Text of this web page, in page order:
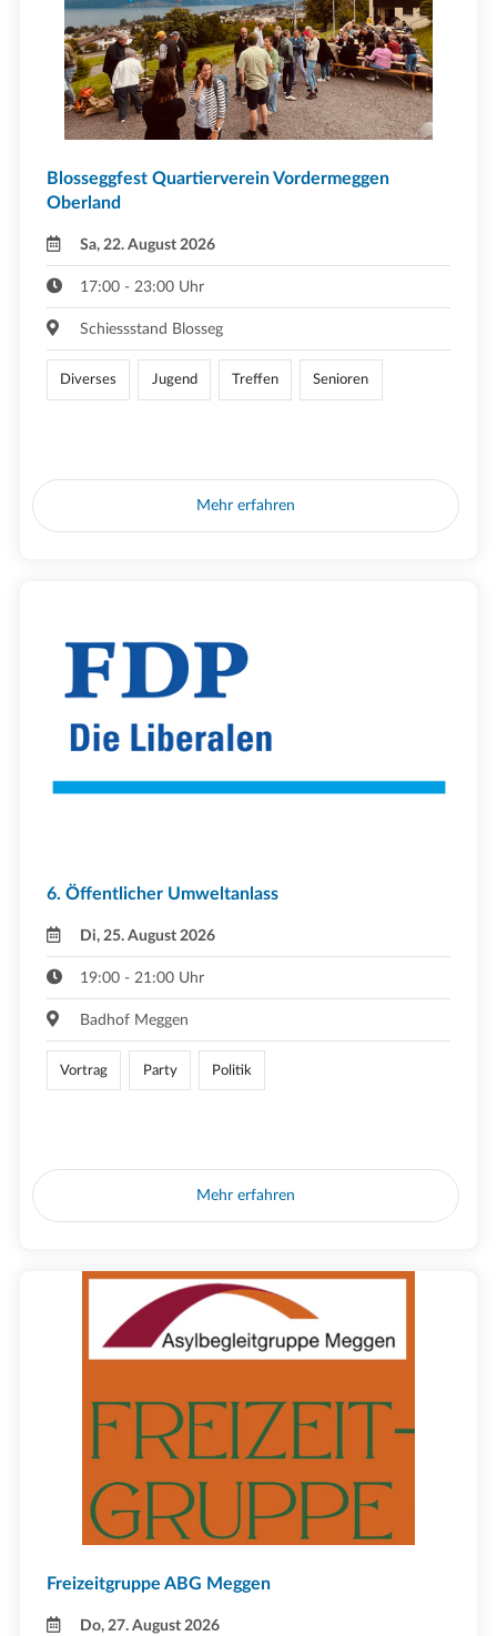
Blosseggfest Quartierverein Vordermeggen
Oberland
Sa, 22. August 2026
17:00 - 23:00 Uhr
Schiessstand Blosseg
Diverses Jugend Treffen Senioren
Mehr erfahren
6. Öffentlicher Umweltanlass
Di, 25. August 2026
19:00 - 21:00 Uhr
Badhof Meggen
Vortrag Party Politik
Mehr erfahren
Freizeitgruppe ABG Meggen
Do, 27. August 2026